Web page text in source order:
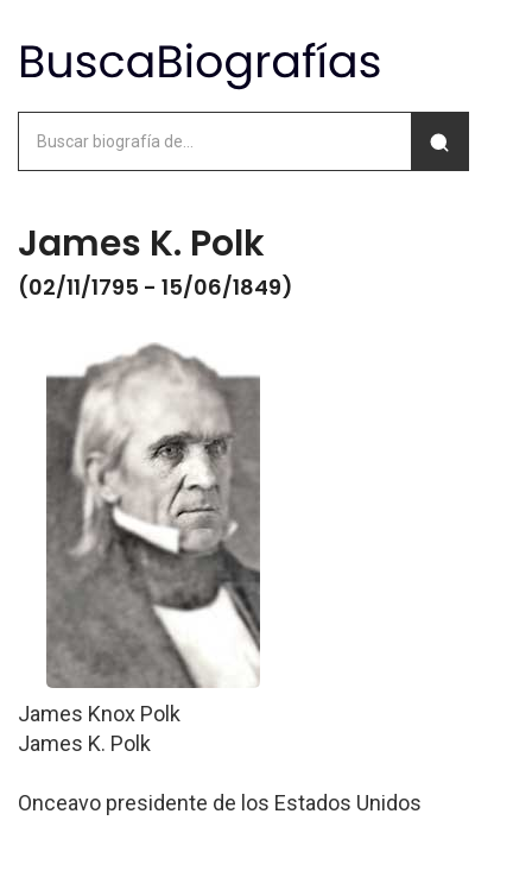
James K. Polk
(02/11/1795 - 15/06/1849)
James Knox Polk
James K. Polk
Onceavo presidente de los Estados Unidos